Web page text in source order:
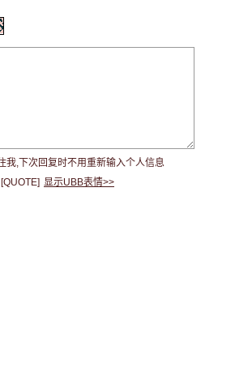
我,下次回复时不用重新输入个人信息
[QUOTE] 显示UBB表情>>